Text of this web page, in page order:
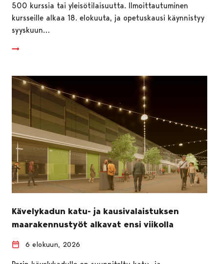
500 kurssia tai yleisötilaisuutta. Ilmoittautuminen
kursseille alkaa 18. elokuuta, ja opetuskausi käynnistyy
syyskuun…
Kävelykadun katu- ja kausivalaistuksen
maarakennustyöt alkavat ensi viikolla
6 elokuun, 2026